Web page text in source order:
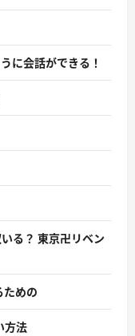
に会話ができる！
る？ 東京卍リベン
ための
方法